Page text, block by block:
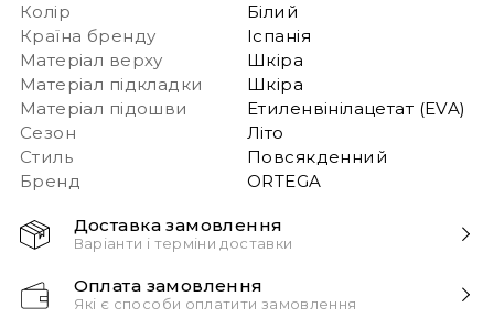
Колір
Білий
Країна бренду
Іспанія
Матеріал верху
Шкіра
Матеріал підкладки
Шкіра
Матеріал підошви
Етиленвінілацетат (EVA)
Сезон
Літо
Стиль
Повсякденний
Бренд
ORTEGA
Доставка замовлення
Варіанти і терміни доставки
моменту замовлення!
Оплата замовлення
Які є способи оплатити замовлення